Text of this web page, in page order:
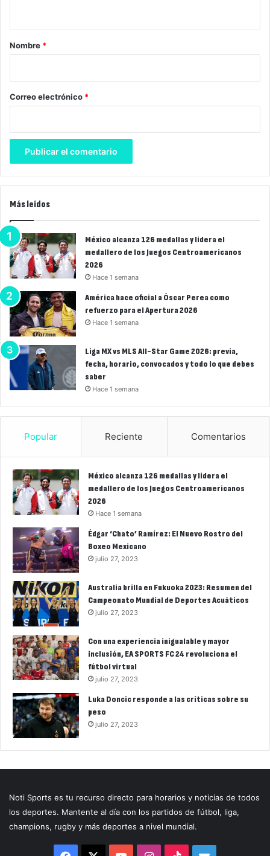
r
*
Nombre *
Correo electrónico *
Más leídos
México alcanza 126 medallas y lidera el
medallero de los Juegos Centroamericanos
2026
Hace 1 semana
América hace oficial a Óscar Perea como
refuerzo para el Apertura 2026
Hace 1 semana
Liga MX vs MLS All-Star Game 2026: previa,
fecha, horario, convocados y todo lo que debes
saber
Hace 1 semana
Popular Reciente Comentarios
México alcanza 126 medallas y lidera el
medallero de los Juegos Centroamericanos
2026
Hace 1 semana
Édgar ‘Chato’ Ramírez: El Nuevo Rostro del
Boxeo Mexicano
julio 27, 2023
Australia brilla en Fukuoka 2023: Resumen del
Campeonato Mundial de Deportes Acuáticos
julio 27, 2023
Con una experiencia inigualable y mayor
inclusión, EA SPORTS FC 24 revoluciona el
fútbol virtual
julio 27, 2023
Luka Doncic responde a las críticas sobre su
peso
julio 27, 2023
Noti Sports es tu recurso directo para horarios y noticias de todos
los deportes. Mantente al día con los partidos de fútbol, liga,
champions, rugby y más deportes a nivel mundial.